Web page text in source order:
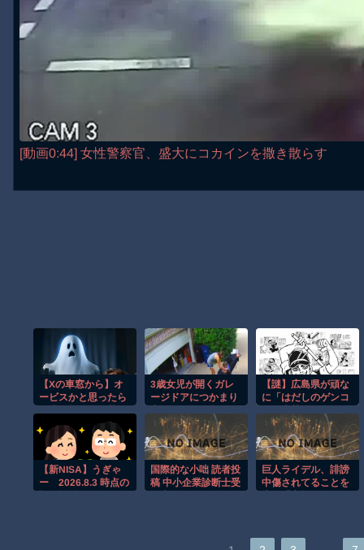
[動画0:44] 女性警察官、盛大にコカインを撒き散らす
【Xの車窓から】オ
ービスかと思ったら
ほか
3歳女児が開くガレ
ージドアにつかまり
瞬間！！
【謎】広島県が頑な
に「はだしのゲンコ
い理由
【新NISA】うぎゃ
ー 2026.8.3 時点の
国際的な小咄 読者投
稿 中小企業診断士受
巨人ライデル、誹謗
中傷されてることを